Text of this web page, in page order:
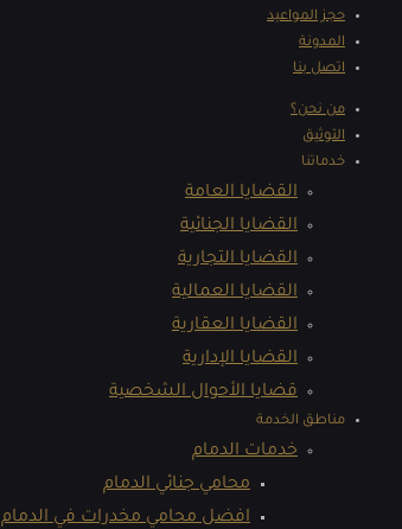
حجز المواعيد
المدونة
اتصل بنا
من نحن؟
التوثيق
خدماتنا
القضايا العامة
القضايا الجنائية
القضايا التجارية
القضايا العمالية
القضايا العقارية
القضايا الإدارية
قضايا الأحوال الشخصية
مناطق الخدمة
خدمات الدمام
محامي جنائي الدمام
افضل محامي مخدرات في الدمام